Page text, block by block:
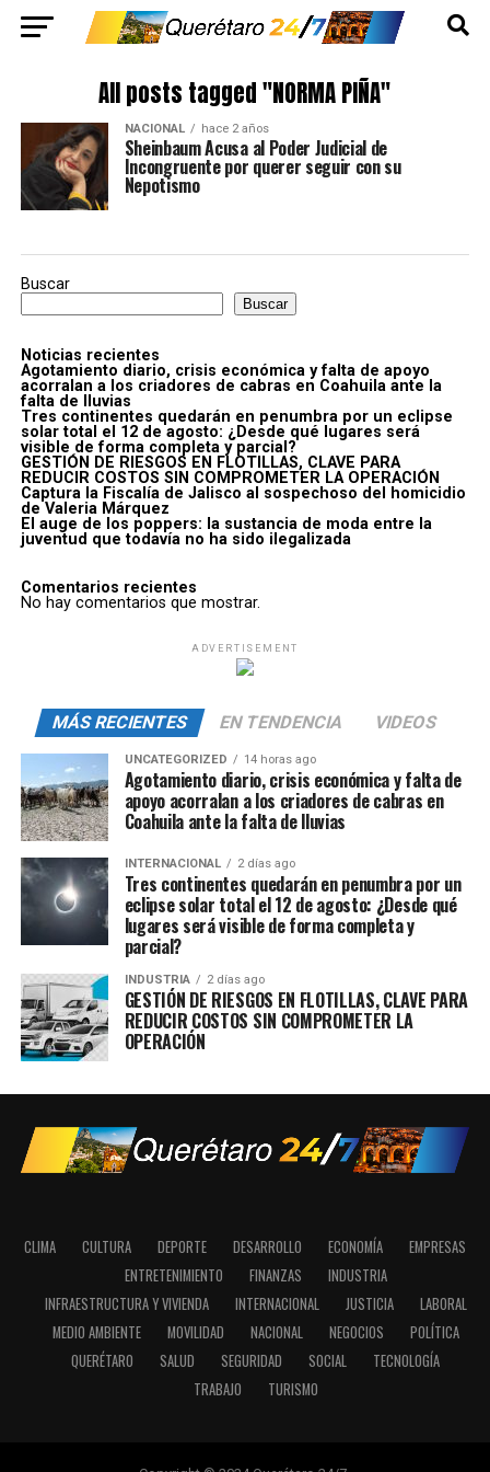
All posts tagged "NORMA PIÑA"
NACIONAL hace 2 años
Sheinbaum Acusa al Poder Judicial de
Incongruente por querer seguir con su
Nepotismo
Buscar
Buscar
Noticias recientes
Agotamiento diario, crisis económica y falta de apoyo
acorralan a los criadores de cabras en Coahuila ante la
falta de lluvias
Tres continentes quedarán en penumbra por un eclipse
solar total el 12 de agosto: ¿Desde qué lugares será
visible de forma completa y parcial?
GESTIÓN DE RIESGOS EN FLOTILLAS, CLAVE PARA
REDUCIR COSTOS SIN COMPROMETER LA OPERACIÓN
Captura la Fiscalía de Jalisco al sospechoso del homicidio
de Valeria Márquez
El auge de los poppers: la sustancia de moda entre la
juventud que todavía no ha sido ilegalizada
Comentarios recientes
No hay comentarios que mostrar.
ADVERTISEMENT
MÁS RECIENTES EN TENDENCIA VIDEOS
UNCATEGORIZED 14 horas ago
Agotamiento diario, crisis económica y falta de
apoyo acorralan a los criadores de cabras en
Coahuila ante la falta de lluvias
INTERNACIONAL 2 días ago
Tres continentes quedarán en penumbra por un
eclipse solar total el 12 de agosto: ¿Desde qué
lugares será visible de forma completa y
parcial?
INDUSTRIA 2 días ago
GESTIÓN DE RIESGOS EN FLOTILLAS, CLAVE PARA
REDUCIR COSTOS SIN COMPROMETER LA
OPERACIÓN
CLIMA CULTURA DEPORTE DESARROLLO ECONOMÍA
EMPRESAS
ENTRETENIMIENTO
FINANZAS
INDUSTRIA
INFRAESTRUCTURA Y VIVIENDA
INTERNACIONAL JUSTICIA
LABORAL
MEDIO AMBIENTE
MOVILIDAD NACIONAL NEGOCIOS
POLÍTICA
QUERÉTARO
SALUD SEGURIDAD SOCIAL
TECNOLOGÍA
TRABAJO
TURISMO